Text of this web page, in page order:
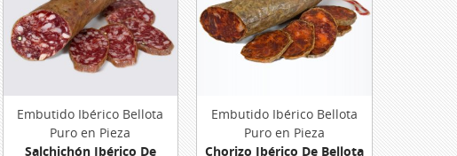
Vista Rápida
Embutido Ibérico Bellota
Puro en Pieza
Salchichón Ibérico De
Vista Rápida
Embutido Ibérico Bellota
Puro en Pieza
Chorizo Ibérico De Bellota